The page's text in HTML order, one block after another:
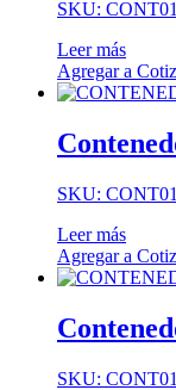
SKU:
Leer más
Agregar a
SKU:
Leer más
Agregar a
SKU: